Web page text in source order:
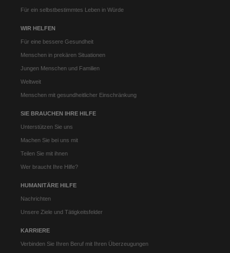
Für ein selbstbestimmtes Leben in Würde
WIR HELFEN
Für eine bessere Gesundheit
Menschen in prekären Situationen
Jungen Menschen und Familien
Weltweit
Menschen mit gesundheitlicher Einschränkung
SIE BRAUCHEN IHRE HILFE
Unterstützen Sie uns
Machen Sie bei uns mit
Teilen Sie mit ihnen
Wer braucht Ihre Hilfe?
HUMANITÄRE HILFE
Nachrichten
Unsere Ziele und Tätigkeitsfelder
KARRIERE
Verbinden Sie Ihren Beruf mit Ihren Überzeugungen